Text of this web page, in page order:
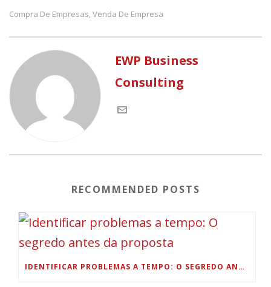
Compra De Empresas, Venda De Empresa
EWP Business
Consulting
RECOMMENDED POSTS
IDENTIFICAR PROBLEMAS A TEMPO: O SEGREDO ANTES DA PROPOSTA